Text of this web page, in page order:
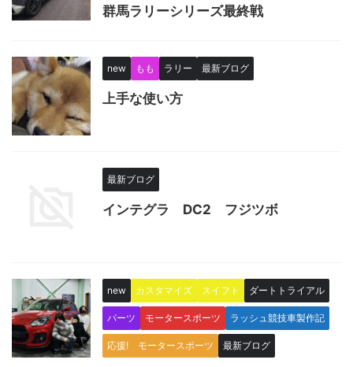
群馬ラリーシリーズ最終戦
new もも ラリー 最新ブログ
上手な使い方
最新ブログ
インテグラ DC2 フジツボ
new カスタマイズ スイフト ダートトライアル
パーツ モータースポーツ ラッシュ競技車製作記
応援! モータースポーツ 最新ブログ